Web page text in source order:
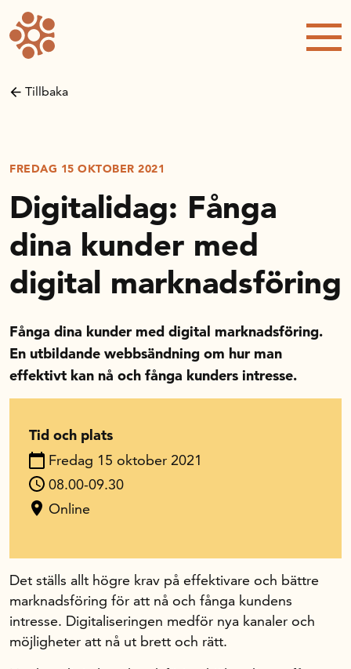
Forskning och utveckling
Kompetens och omställning
Kalender
Handelsrådet Play
Om oss
Handelsfakta.se
Tillbaka
FREDAG 15 OKTOBER 2021
Digitalidag: Fånga
dina kunder med
digital marknadsföring
Fånga dina kunder med digital marknadsföring.
En utbildande webbsändning om hur man
effektivt kan nå och fånga kunders intresse.
Tid och plats
Fredag 15 oktober 2021
08.00-09.30
Online
Det ställs allt högre krav på effektivare och bättre
marknadsföring för att nå och fånga kundens
intresse. Digitaliseringen medför nya kanaler och
möjligheter att nå ut brett och rätt.